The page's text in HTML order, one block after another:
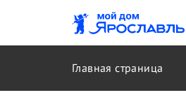
Главная страница